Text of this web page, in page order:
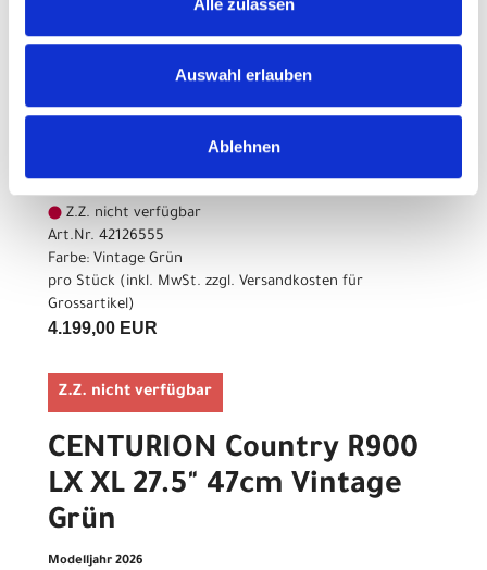
Auswahl erlauben
Ablehnen
Z.Z. nicht verfügbar
CENTURION Country R900
LX M 27.5" 41cm Vintage
Modelljahr 2026
Z.Z. nicht verfügbar
Art.Nr. 42126555
Farbe: Vintage Grün
pro Stück (inkl. MwSt. zzgl. Versandkosten für
Grossartikel)
4.199,00 EUR
Z.Z. nicht verfügbar
CENTURION Country R900
LX XL 27.5" 47cm Vintage
Grün
Modelljahr 2026